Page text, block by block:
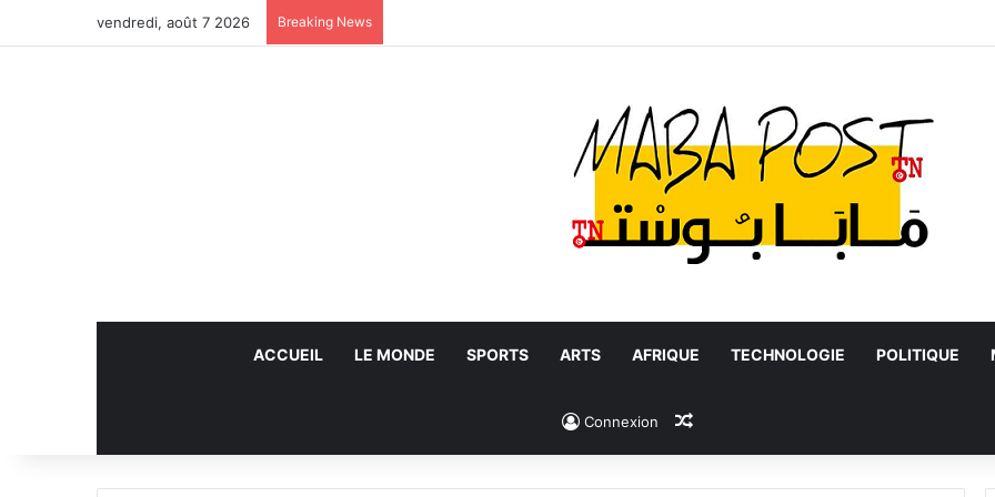
vendredi, août 7 2026 Breaking News
ACCUEIL LE MONDE SPORTS ARTS AFRIQUE TECHNOLOGIE POLITIQUE
Connexion Article Aléatoire